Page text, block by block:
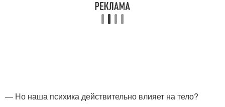
— Но наша психика действительно влияет на тело?